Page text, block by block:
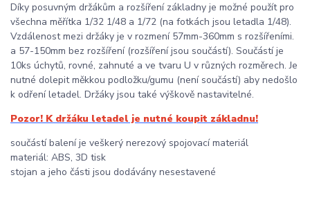
Díky posuvným držákům a rozšíření základny je možné použít pro
všechna měřítka 1/32 1/48 a 1/72 (na fotkách jsou letadla 1/48).
Vzdálenost mezi držáky je v rozmení 57mm-360mm s rozšířeními.
a 57-150mm bez rozšíření (rozšíření jsou součástí). Součástí je
10ks úchytů, rovné, zahnuté a ve tvaru U v různých rozměrech. Je
nutné dolepit měkkou podložku/gumu (není součástí) aby nedošlo
k odření letadel. Držáky jsou také výškově nastavitelné.
Pozor! K držáku letadel je nutné koupit základnu!
součástí balení je veškerý nerezový spojovací materiál
materiál: ABS, 3D tisk
stojan a jeho části jsou dodávány nesestavené